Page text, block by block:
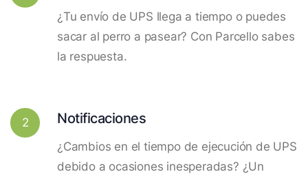
¿Tu envío de UPS llega a tiempo o puedes
sacar al perro a pasear? Con Parcello sabes
la respuesta.
2 Notificaciones
¿Cambios en el tiempo de ejecución de UPS
debido a ocasiones inesperadas? ¿Un